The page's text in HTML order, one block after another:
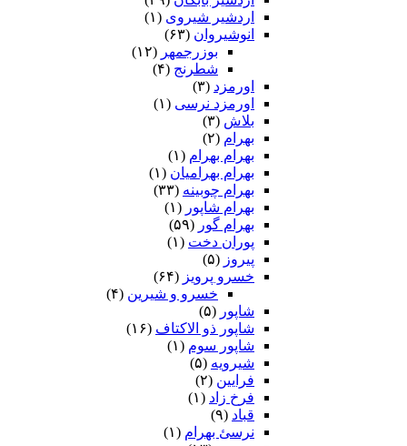
اردشیر شیروی (۱)
انوشیروان (۶۳)
بوزرجمهر (۱۲)
شطرنج (۴)
اورمزد (۳)
اورمزد نرسى‏ (۱)
بلاش (۳)
بهرام (۲)
بهرام بهرام (۱)
بهرام بهرامیان‏ (۱)
بهرام چوبینه (۳۳)
بهرام شاپور (۱)
بهرام گور (۵۹)
پوران دخت (۱)
پیروز (۵)
خسرو پرویز (۶۴)
خسرو و شیرین (۴)
شاپور (۵)
شاپور ذو الاکتاف (۱۶)
شاپور سوم‏ (۱)
شیرویه (۵)
فرایین (۲)
فرخ زاد (۱)
قباد (۹)
نرسئ بهرام‏ (۱)